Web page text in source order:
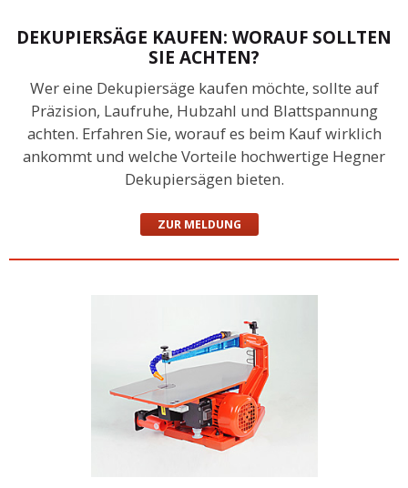
DEKUPIERSÄGE KAUFEN: WORAUF SOLLTEN
SIE ACHTEN?
Wer eine Dekupiersäge kaufen möchte, sollte auf
Präzision, Laufruhe, Hubzahl und Blattspannung
achten. Erfahren Sie, worauf es beim Kauf wirklich
ankommt und welche Vorteile hochwertige Hegner
Dekupiersägen bieten.
ZUR MELDUNG